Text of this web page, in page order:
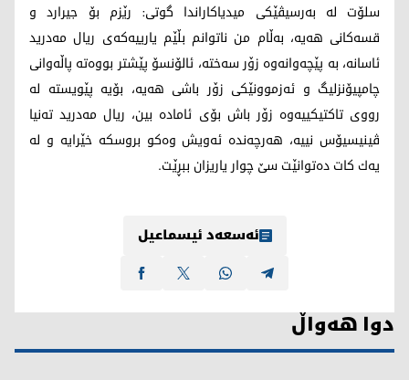
سلۆت لە بەرسیڤێكی میدیاكاراندا گوتی: رێزم بۆ جیرارد و
قسه‌كانی هه‌یه‌، به‌ڵام من ناتوانم بڵێم یارییه‌كه‌ی ریال مه‌درید
ئاسانه‌، به‌ پێچه‌وانه‌وه‌ زۆر سه‌خته‌، ئالۆنسۆ پێشتر بووه‌ته‌ پاڵه‌وانی
چامپیۆنزلیگ و ئه‌زموونێكی زۆر باشی هه‌یه‌، بۆیه‌ پێویسته‌ له‌
رووی تاكتیكییه‌وه‌ زۆر باش بۆی ئاماده‌ بین، ریال مه‌درید ته‌نیا
ڤینیسیۆس نییه‌، هه‌رچه‌نده‌ ئه‌ویش وه‌كو بروسكه‌ خێرایه‌ و له‌
یه‌ك كات ده‌توانێت سێ چوار یاریزان ببڕێت.
ئەسعەد ئیسماعیل
دوا هەواڵ